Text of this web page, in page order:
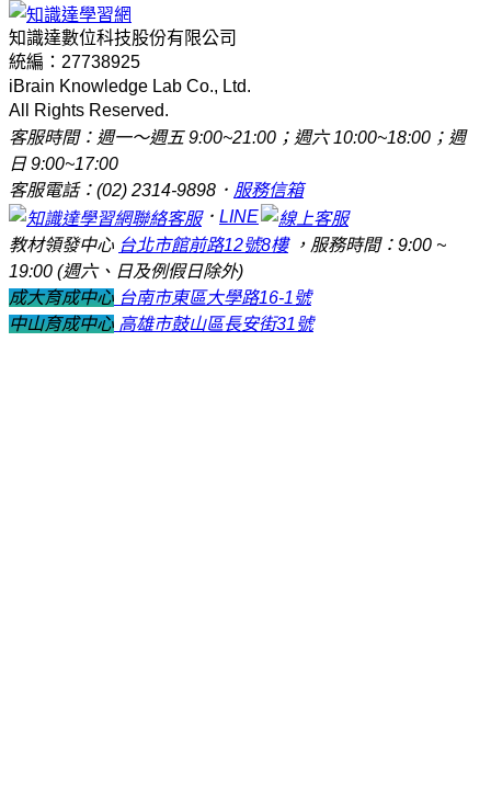
知識達數位科技股份有限公司
統編：27738925
iBrain Knowledge Lab Co., Ltd.
All Rights Reserved.
客服時間：週一～週五 9:00~21:00；週六 10:00~18:00；週
日 9:00~17:00
客服電話：(02) 2314-9898． 服務信箱
． LINE
教材領發中心 台北市館前路12號8樓，服務時間：9:00 ~
19:00 (週六、日及例假日除外)
成大育成中心 台南市東區大學路16-1號
中山育成中心 高雄市鼓山區長安街31號